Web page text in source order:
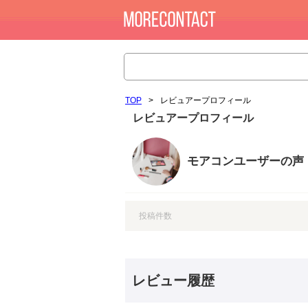
TOP > レビュアープロフィール
レビュアープロフィール
モアコンユーザーの声
投稿件数
レビュー履歴